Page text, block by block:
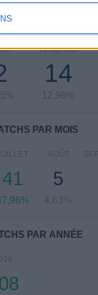
JOUR DE LA
VENDREDI
14
12,96%
PAR MOIS
JUILLET
41
AOÛT
5
4,63%
PAR ANNÉE